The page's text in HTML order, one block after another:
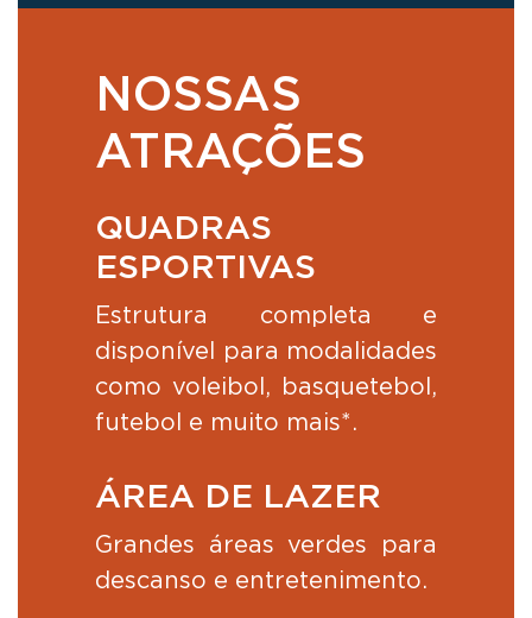
NOSSAS
ATRAÇÕES
QUADRAS
ESPORTIVAS
Estrutura completa e
disponível para modalidades
como voleibol, basquetebol,
futebol e muito mais*.
ÁREA DE LAZER
Grandes áreas verdes para
descanso e entretenimento.